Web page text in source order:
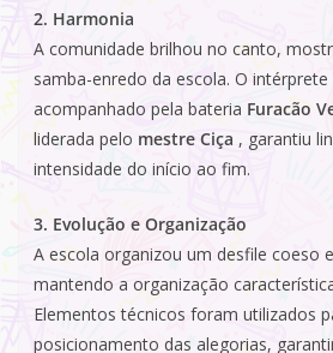
2. Harmonia
A comunidade brilhou no canto,
samba-enredo da escola. O intérprete
acompanhado pela bateria Furacão
liderada pelo mestre Ciça , garantiu
intensidade do início ao fim.
3. Evolução e Organização
A escola organizou um desfile coeso
mantendo a organização
Elementos técnicos foram utilizados
posicionamento das alegorias,